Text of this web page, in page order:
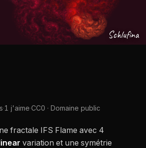
Schlufina
·1 j'aime·CC0 · Domaine public
fractale IFS Flame avec 4
variation et une symétrie